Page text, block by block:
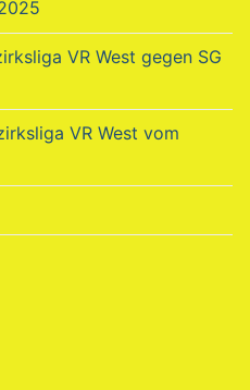
VR West gegen SG
VR West vom